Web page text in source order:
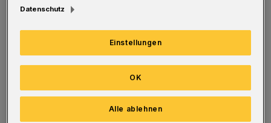
Remscheid, Solingen und Wuppertal in einer
Das so entstehende "GeoPortal des Guten
das Gute Leben sowie das eigene Quartier zu
erfahren. Nach einer ersten Workshop-Runde
im Dezember, in der Bürgerinnen und Bürger
Datenschutz
Einstellungen
Alle ablehnen
OK